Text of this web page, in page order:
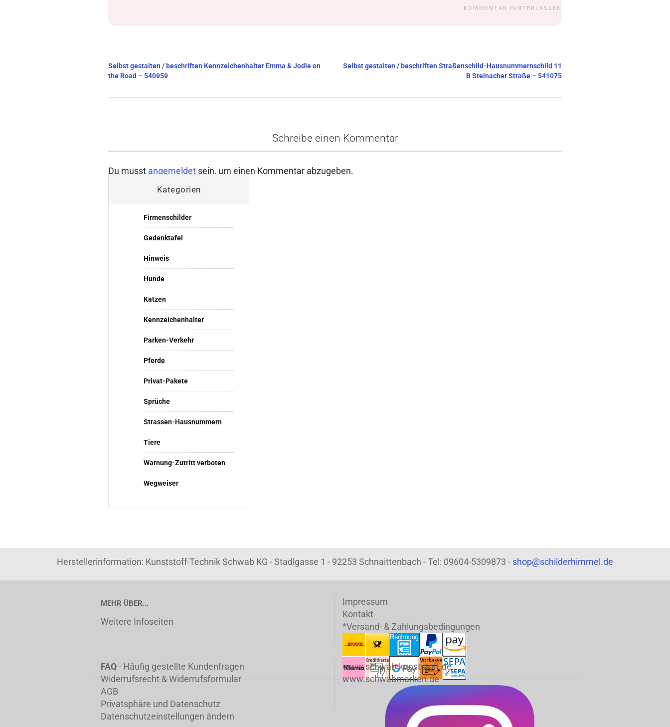
KOMMENTAR HINTERLASSEN
Beitragsnavigation
Selbst gestalten / beschriften Kennzeichenhalter Emma & Jodie on
the Road – 540959
Selbst gestalten / beschriften Straßenschild-Hausnummernschild 11
B Steinacher Straße – 541075
Schreibe einen Kommentar
Du musst angemeldet sein, um einen Kommentar abzugeben.
Kategorien
Firmenschilder
Gedenktafel
Hinweis
Hunde
Katzen
Kennzeichenhalter
Parken-Verkehr
Pferde
Privat-Pakete
Sprüche
Strassen-Hausnummern
Tiere
Warnung-Zutritt verboten
Wegweiser
Herstellerinformation: Kunststoff-Technik Schwab KG - Stadlgasse 1 - 92253 Schnaittenbach - Tel: 09604-5309873 - shop@schilderhimmel.de
MEHR ÜBER...
Weitere Infoseiten
Impressum
Kontakt
*Versand- & Zahlungsbedingungen
FAQ- Häufig gestellte Kundenfragen
Widerrufsrecht & Widerrufsformular
AGB
Privatsphäre und Datenschutz
Datenschutzeinstellungen ändern
www.schwab-kunststoff.de
www.schwabmarken.de